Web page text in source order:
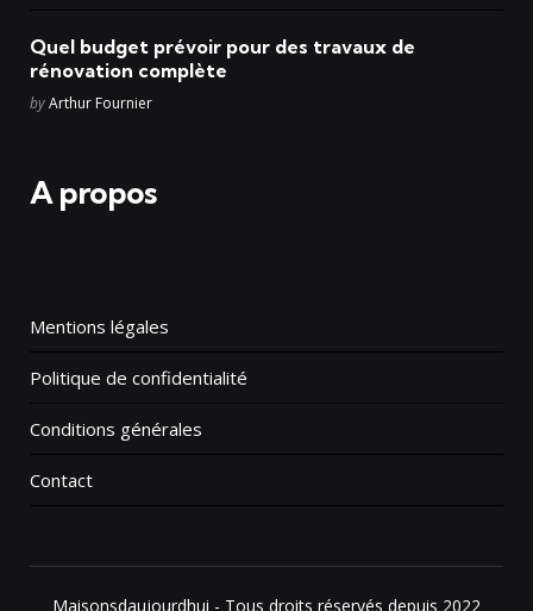
Quel budget prévoir pour des travaux de
rénovation complète
Posted
byArthur Fournier
A propos
Mentions légales
Politique de confidentialité
Conditions générales
Contact
Maisonsdaujourdhui - Tous droits réservés depuis 2022